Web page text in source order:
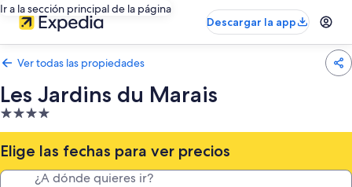
Ir a la sección principal de la página
Descargar la app
Ver todas las propiedades
Les Jardins du Marais
Propiedad
de
4.0
estrellas
Elige las fechas para ver precios
¿A dónde quieres ir?